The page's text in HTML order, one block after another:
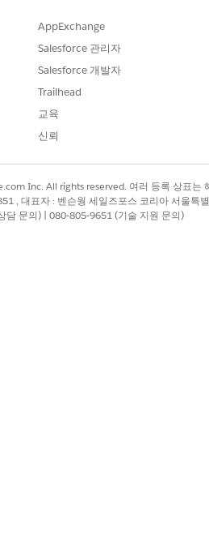
제공자 디렉토리 검색 페이로드
니다."
AppExchange
Salesforce 관리자
Salesforce 개발자
Trailhead
교육
신뢰
Inc. All rights reserved. 여러 등록 상표는
, 대표자 : 벤슨웡 세일즈포스 코리아 서울
담 문의) | 080-805-9651 (기술 지원 문의)